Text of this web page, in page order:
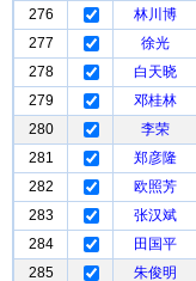
276
林川博
277
徐光
278
白天晓
279
邓桂林
280
李荣
281
郑彦隆
282
欧照芳
283
张汉斌
284
田国平
285
朱俊明